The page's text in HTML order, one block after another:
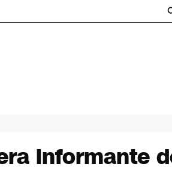
informante